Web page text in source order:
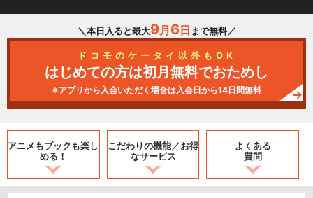
＼本日入ると最大9月 6日 まで無料／
ドコモのケータイ以外もOK
はじめての方は初月無料でおためし
※アプリから入会いただく場合は入会日から14日間無料
アニメもブックも楽し
める！
こだわりの機能／お得
なサービス
よくある
質問